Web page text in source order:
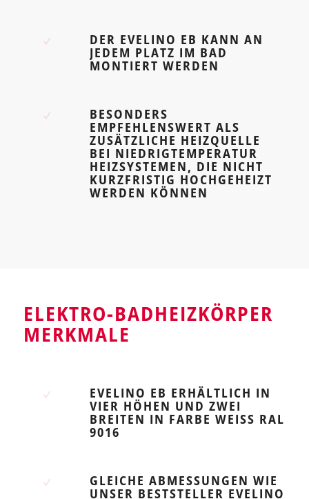
DER EVELINO EB KANN AN
JEDEM PLATZ IM BAD
MONTIERT WERDEN
BESONDERS
EMPFEHLENSWERT ALS
ZUSÄTZLICHE HEIZQUELLE
BEI NIEDRIGTEMPERATUR
HEIZSYSTEMEN, DIE NICHT
KURZFRISTIG HOCHGEHEIZT
WERDEN KÖNNEN
ELEKTRO-BADHEIZKÖRPER
MERKMALE
EVELINO EB ERHÄLTLICH IN
VIER HÖHEN UND ZWEI
BREITEN IN FARBE WEISS RAL 9
016
GLEICHE ABMESSUNGEN WIE
UNSER BESTSTELLER EVELINO